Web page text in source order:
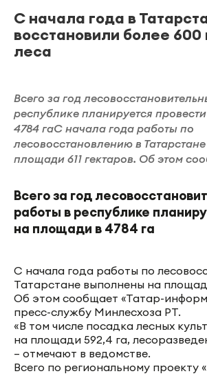
С начала года в
восстановили более 600
леса
Всего за год
республике планируется
4784 гаС начала года работы по
лесовосстановлению в
площади 611 гектаров. Об этом
Всего за год
работы в республике
на площади в 4784 га
С начала года работы по
Татарстане выполнены на
Об этом сообщает «Татар-
пресс-службу Минлесхоза РТ.
«В том числе посадка лесных
на площади 592,4 га,
– отмечают в ведомстве.
Всего по региональному проекту